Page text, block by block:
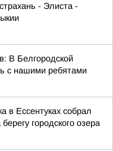
- Элиста -
В Белгородской
с нашими ребятами
в Ессентуках собрал
городского озера